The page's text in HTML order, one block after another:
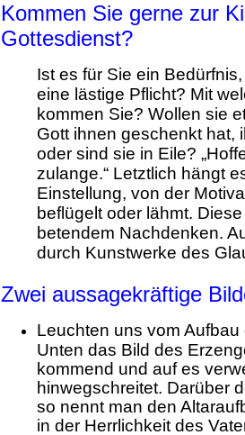
Kommen Sie gerne zur
Gottesdienst?
Ist es für Sie ein
eine lästige Pflicht? Mit
kommen Sie? Wollen sie
Gott ihnen geschenkt hat,
oder sind sie in Eile?
zulange.“ Letztlich hängt
Einstellung, von der
beflügelt oder lähmt.
betendem Nachdenken.
durch Kunstwerke des
Zwei aussagekräftige
Leuchten uns vom
Unten das Bild des
kommend und auf es
hinwegschreitet. Darüber
so nennt man den
in der Herrlichkeit des